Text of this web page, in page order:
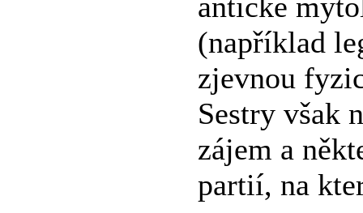
(například
zjevnou
Sestry však
zájem a
partií, na